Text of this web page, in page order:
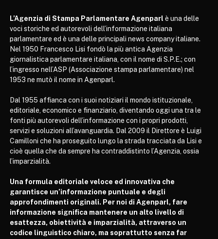
L’Agenzia di Stampa Parlamentare Agenparl è una delle
voci storiche ed autorevoli dell’informazione italiana
parlamentare ed è una delle principali news company italiane.
Nel 1950 Francesco Lisi fondò la più antica Agenzia
giornalistica parlamentare italiana, con il nome di S.P.E.; con
l’ingresso nell’ASP (Associazione stampa parlamentare) nel
1953 ne mutò il nome in Agenparl.
Dal 1955 affianca con i suoi notiziari il mondo istituzionale,
editoriale, economico e finanziario, diventando oggi una tra le
fonti più autorevoli dell’informazione con i propri prodotti,
servizi e soluzioni all’avanguardia. Dal 2009 il Direttore è Luigi
Camilloni che ha proseguito lungo la strada tracciata da Lisi e
cioè quella che da sempre ha contraddistinto l’Agenzia, ossia
l’imparzialità.
Una formula editoriale veloce ed innovativa che
garantisce un’informazione puntuale e degli
approfondimenti originali. Per noi di Agenparl, fare
informazione significa mantenere un alto livello di
esattezza, obiettività e imparzialità, attraverso un
codice linguistico chiaro, ma soprattutto senza far